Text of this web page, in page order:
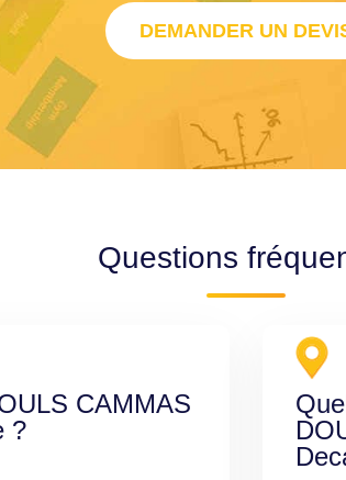
DEMANDER UN
Questions
CAMMAS
?